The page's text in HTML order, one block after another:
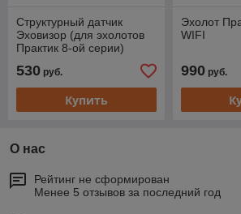
Структурный датчик
Эховизор (для эхолотов
Практик 8-ой серии)
530 руб.
Купить
Эхолот
WIFI
990руб.
О нас
Рейтинг не сформирован
Менее 5 отзывов за последний год